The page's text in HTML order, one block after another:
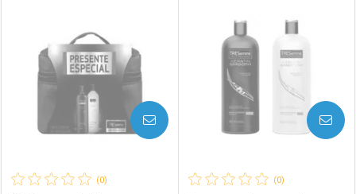
Laboratório
Por Menos Laboratório
Por Menos
(0)
AVISE-ME
(0)
AVISE-ME